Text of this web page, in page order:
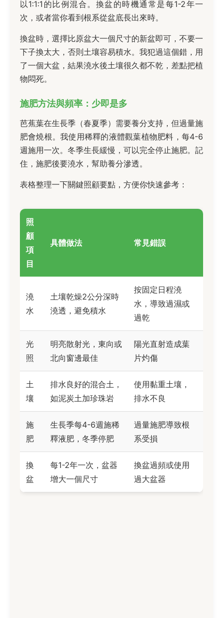
以1:1:1的比例混合。換盆的時機通常是每1-2年一
次，或者當你看到根系從盆底長出來時。
換盆時，選擇比原盆大一個尺寸的新盆即可，不要一
下子換太大，否則土壤容易積水。我犯過這個錯，用
了一個大盆，結果澆水後土壤很久都不乾，差點把植
物悶死。
施肥方法與頻率：少即是多
芭蕉葉在生長季（春夏季）需要養分支持，但過量施
肥會燒根。我使用稀釋的液體觀葉植物肥料，每4-6
週施用一次。冬季生長緩慢，可以完全停止施肥。記
住，施肥後要澆水，幫助養分滲透。
表格整理一下關鍵照顧要點，方便你快速參考：
照
顧
項
目
具體做法 常見錯誤
澆
水
土壤乾燥2公分深時
澆透，避免積水
按固定日程澆
水，導致過濕或
過乾
光
照
明亮散射光，東向或
北向窗邊最佳
陽光直射造成葉
片灼傷
土
壤
排水良好的混合土，
如泥炭土加珍珠岩
使用黏重土壤，
排水不良
施
肥
生長季每4-6週施稀
釋液肥，冬季停肥
過量施肥導致根
系受損
換
盆
每1-2年一次，盆器
增大一個尺寸
換盆過頻或使用
過大盆器